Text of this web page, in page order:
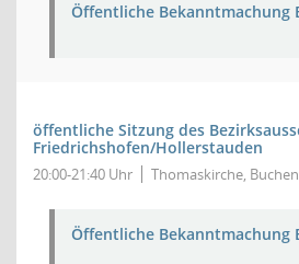
Öffentliche Bekanntmachung
öffentliche Sitzung des
Friedrichshofen/Hollerstauden
20:00-21:40 Uhr Thomaskirche,
Öffentliche Bekanntmachung